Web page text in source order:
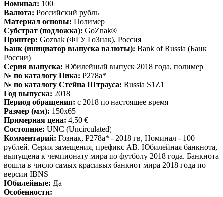
Номинал: 100
Валюта: Российский рубль
Материал основы: Полимер
Субстрат (подложка): GoZnak®
Принтер: Goznak (ФГУ ГоЗнак), Россия
Банк (инициатор выпуска валюты): Bank of Russia (Банк
России)
Серия выпуска: Юбилейный выпуск 2018 года, полимер
№ по каталогу Пика: P278a*
№ по каталогу Стейна Штрауса: Russia S1Z1
Год выпуска: 2018
Период обращения: с 2018 по настоящее время
Размер (мм): 150x65
Примерная цена: 4,50 €
Состояние: UNC (Uncirculated)
Комментарий: Гознак, P278a* - 2018 гв, Номинал - 100
рублей. Серия замещения, префикс AB. Юбилейная банкнота,
выпущена к чемпионату мира по футболу 2018 года. Банкнота
вошла в число самых красивых банкнот мира 2018 года по
версии IBNS
Юбилейные: Да
Особенности: